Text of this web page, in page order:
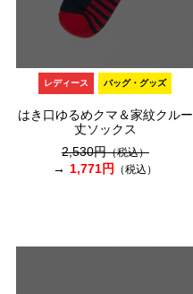
レディース バッグ・グッズ
はき口ゆるめクマ＆家紋クルー
丈ソックス
2,530円（税込）
1,771円 （税込）